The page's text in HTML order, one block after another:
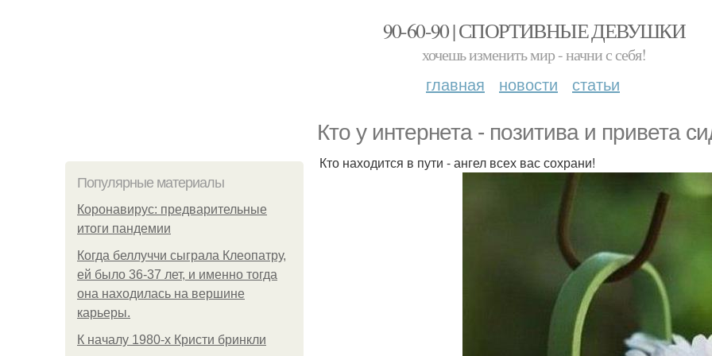
90-60-90 | СПОРТИВНЫЕ ДЕВУШКИ
хочешь изменить мир - начни с себя!
главная новости статьи
Кто у интернета - позитива и привета
Популярные материалы
Коронавирус: предварительные
итоги пандемии
Когда беллуччи сыграла Клеопатру,
ей было 36-37 лет, и именно тогда
она находилась на вершине
карьеры.
К началу 1980-х Кристи бринкли
Кто находится в пути - ангел всех вас сохрани!